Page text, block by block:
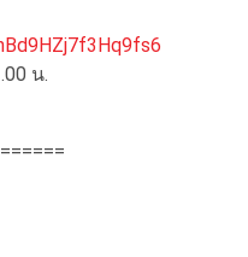
น.